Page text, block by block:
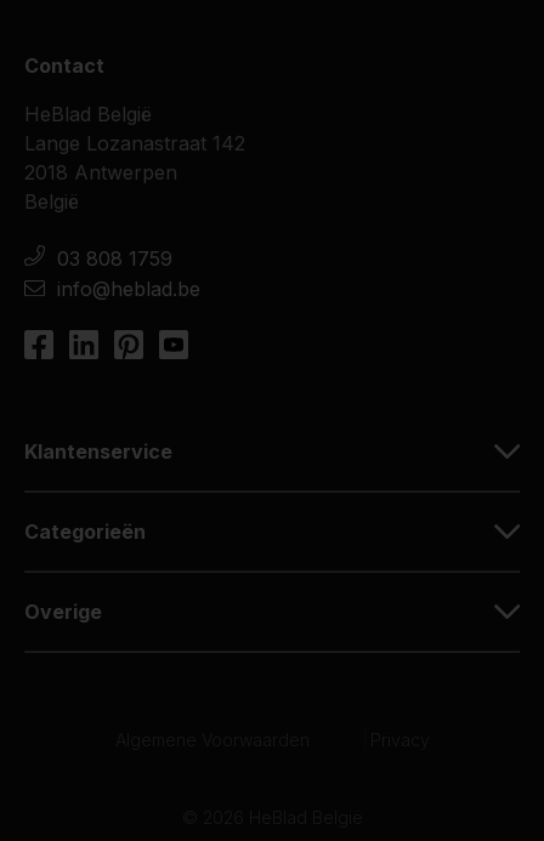
Contact
HeBlad België
Lange Lozanastraat 142
2018 Antwerpen
België
03 808 1759
info@heblad.be
Klantenservice
Categorieën
Overige